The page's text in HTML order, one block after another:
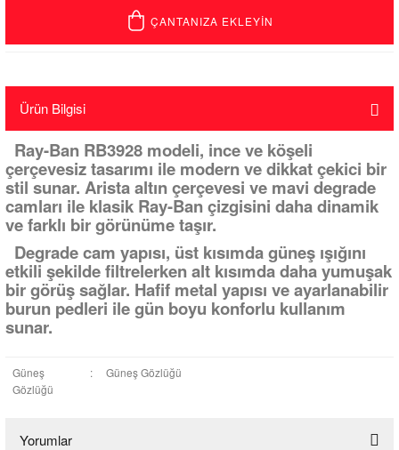
ÇANTANIZA EKLEYİN
Ürün Bilgisi
Ray-Ban RB3928 modeli, ince ve köşeli
çerçevesiz tasarımı ile modern ve dikkat çekici bir
stil sunar. Arista altın çerçevesi ve mavi degrade
camları ile klasik Ray-Ban çizgisini daha dinamik
ve farklı bir görünüme taşır.
Degrade cam yapısı, üst kısımda güneş ışığını
etkili şekilde filtrelerken alt kısımda daha yumuşak
bir görüş sağlar. Hafif metal yapısı ve ayarlanabilir
burun pedleri ile gün boyu konforlu kullanım
sunar.
Güneş
Gözlüğü
: Güneş Gözlüğü
Yorumlar